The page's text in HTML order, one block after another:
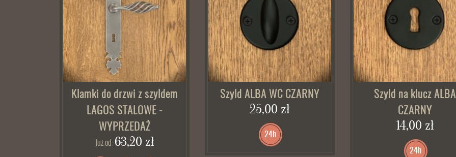
Klamki do drzwi z szyldem
LAGOS STALOWE -
WYPRZEDAŻ
Już od: 63,20 zł
Szyld ALBA WC CZARNY
25,00 zł
24h
Szyld na klucz ALBA
CZARNY
14,00 zł
24h